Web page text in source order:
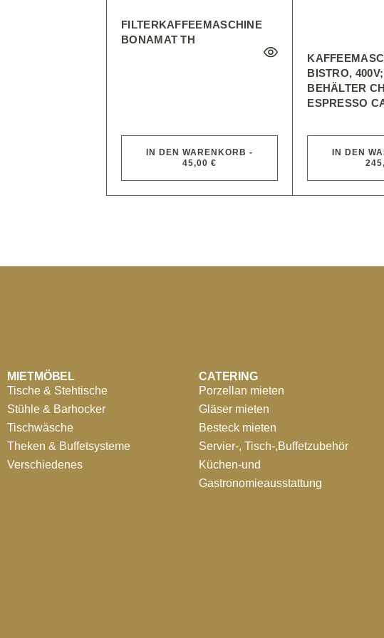
FILTERKAFFEEMASCHINE
BONAMAT TH
IN DEN WARENKORB -
45,00 €
BISTRO,
BEHÄLTER
ESPRESSO
IN DEN
MIETMÖBEL
Tische & Stehtische
Stühle & Barhocker
Tischwäsche
Theken & Buffetsysteme
Verschiedenes
CATERING
Porzellan mieten
Gläser mieten
Besteck mieten
Servier-, Tisch-,Buffetzubehör
Küchen-und
Gastronomieausstattung